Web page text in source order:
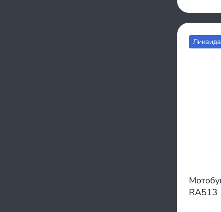
RA513